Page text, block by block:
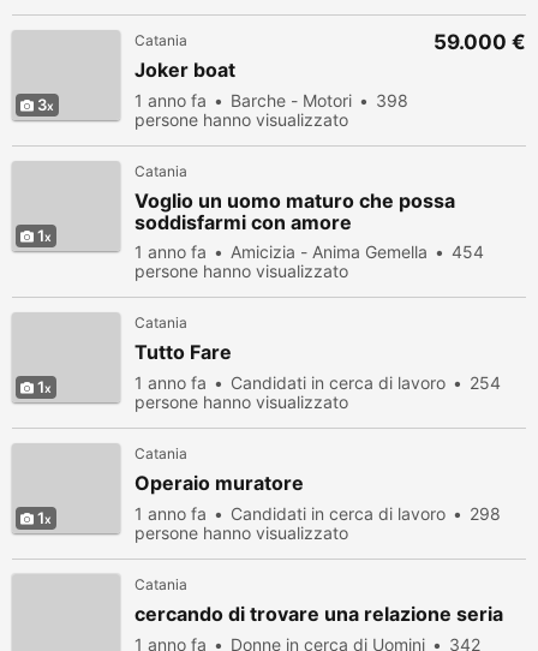
3
Catania
Joker boat
1 anno fa Barche - Motori
398
persone hanno visualizzato
59.000 €
1
Catania
Voglio un uomo maturo che possa
soddisfarmi con amore
1 anno fa Amicizia - Anima Gemella
454
persone hanno visualizzato
1
Catania
Tutto Fare
1 anno fa Candidati in cerca di lavoro
254
persone hanno visualizzato
1
Catania
Operaio muratore
1 anno fa Candidati in cerca di lavoro
298
persone hanno visualizzato
Catania
cercando di trovare una relazione seria
1 anno fa Donne in cerca di Uomini 342